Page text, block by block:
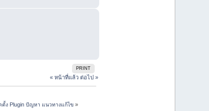
PRINT
« หน้าที่แล้ว ต่อไป »
ตั้ง Plugin ปัญหา แนวทางแก้ไข»